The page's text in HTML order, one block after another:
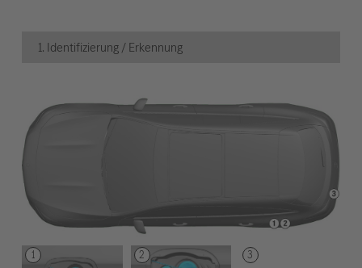
1. Identifizierung / Erkennung